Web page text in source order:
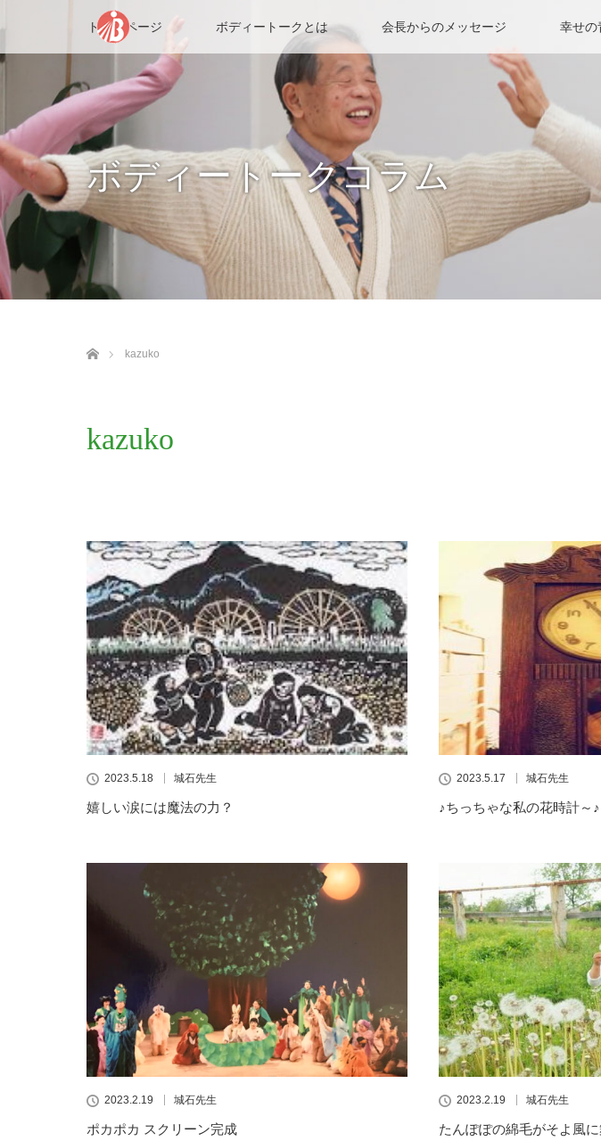
トップページ ボディートークとは 会長からのメッセージ 幸せの
ボディートークコラム
kazuko
kazuko
2023.5.18 城石先生
嬉しい涙には魔法の力？
2023.5.17 城石先生
♪ちっちゃな私の花時計～♪
2023.2.19 城石先生
ポカポカ スクリーン完成
2023.2.19 城石先生
たんぽぽの綿毛がそよ風に